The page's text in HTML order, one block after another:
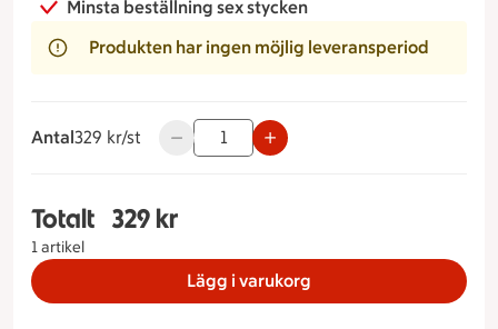
Pepparrotskräm
Galiamelon
Minsta beställning sex stycken
Produkten har ingen möjlig leveransperiod
Antal
329 kronor styck
329 kr/st Använd knapparna för att minska eller
Totalt
1 artikel
Totalt 1 stycken Studentbuffé nr 3 Green Hill,
329 kr
Lägg i varukorg